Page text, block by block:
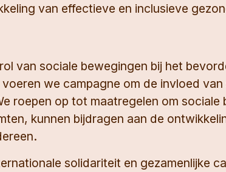
van effectieve en inclusieve
van sociale bewegingen bij het
we campagne om de invloed
roepen op tot maatregelen om
kunnen bijdragen aan de
solidariteit en gezamenlijke